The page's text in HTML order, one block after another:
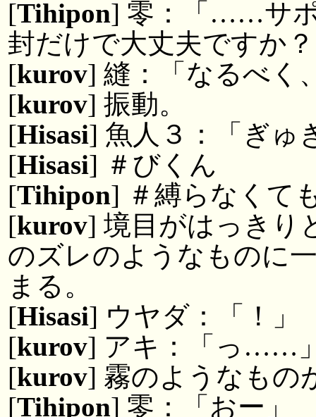
[Tihipon] 零：「……サ
封だけで大丈夫ですか
[kurov] 縫：「なるべ
[kurov] 振動。
[Hisasi] 魚人３：「ぎゅ
[Hisasi] ＃びくん
[Tihipon] ＃縛らなくて
[kurov] 境目がはっきり
のズレのようなものに
まる。
[Hisasi] ウヤダ：「！」
[kurov] アキ：「っ……
[kurov] 霧のようなもの
[Tihipon] 零：「おー」